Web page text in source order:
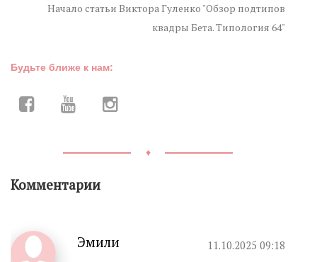
Начало статьи Виктора Гуленко "Обзор подтипов
квадры Бета. Типология 64"
Будьте ближе к нам:
♦
Комментарии
Эмили 11.10.2025 09:18